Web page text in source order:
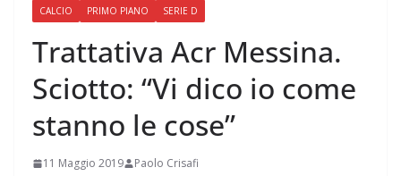
CALCIO PRIMO PIANO SERIE D
Trattativa Acr Messina.
Sciotto: “Vi dico io come
stanno le cose”
11 Maggio 2019 Paolo Crisafi